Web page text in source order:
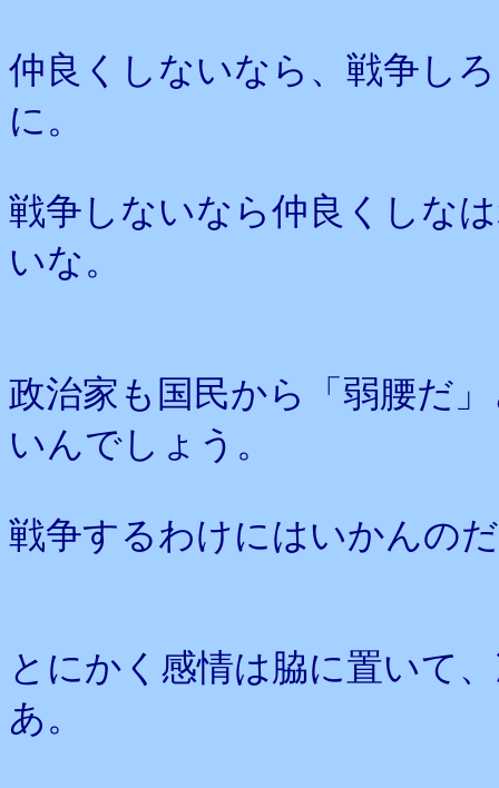
仲良くしないなら、戦争し
に。
戦争しないなら仲良くしな
いな。
政治家も国民から「弱腰だ
いんでしょう。
戦争するわけにはいかんの
とにかく感情は脇に置いて
あ。